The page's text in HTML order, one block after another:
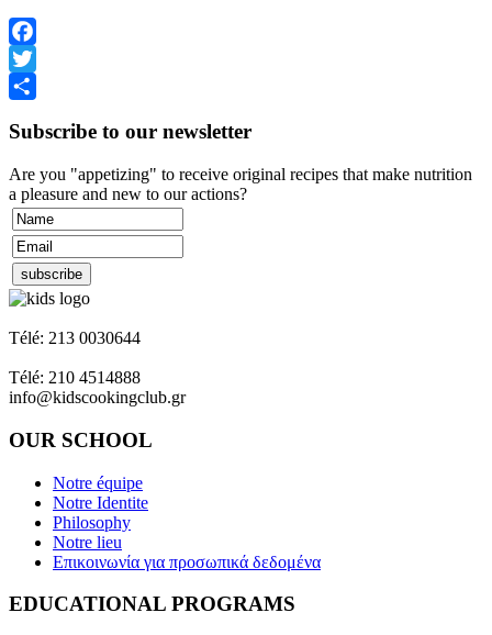
Facebook
Twitter
Subscribe to our newsletter
Are you "appetizing" to receive original recipes that make nutrition
a pleasure and new to our actions?
Télé: 213 0030644
Télé: 210 4514888
info@kidscookingclub.gr
OUR SCHOOL
Notre équipe
Notre Identite
Philosophy
Notre lieu
Επικοινωνία για προσωπικά δεδομένα
EDUCATIONAL PROGRAMS